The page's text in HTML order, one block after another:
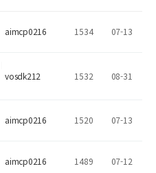
aimcp0216 1534 07-13
vosdk212 1532 08-31
aimcp0216 1520 07-13
aimcp0216 1489 07-12